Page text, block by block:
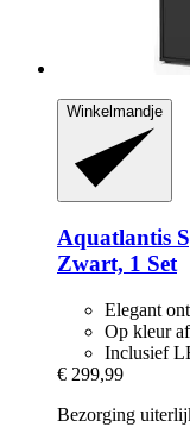
Winkelmandje
Aquatlantis
Zwart, 1 Set
Elegant
Op kleur
Inclusief
€ 299,99
Bezorging